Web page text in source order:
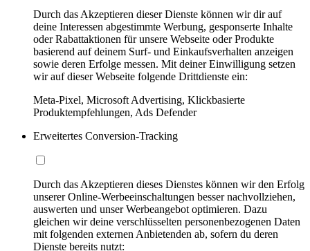
Durch das Akzeptieren dieser Dienste können wir dir auf
deine Interessen abgestimmte Werbung, gesponserte Inhalte
oder Rabattaktionen für unsere Webseite oder Produkte
basierend auf deinem Surf- und Einkaufsverhalten anzeigen
sowie deren Erfolge messen. Mit deiner Einwilligung setzen
wir auf dieser Webseite folgende Drittdienste ein:
Meta-Pixel, Microsoft Advertising, Klickbasierte
Produktempfehlungen, Ads Defender
Erweitertes Conversion-Tracking
Durch das Akzeptieren dieses Dienstes können wir den Erfolg
unserer Online-Werbeeinschaltungen besser nachvollziehen,
auswerten und unser Werbeangebot optimieren. Dazu
gleichen wir deine verschlüsselten personenbezogenen Daten
mit folgenden externen Anbietenden ab, sofern du deren
Dienste bereits nutzt: